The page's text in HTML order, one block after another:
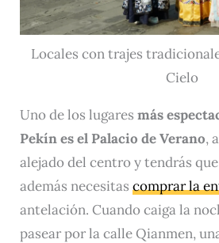
Locales con trajes
Cielo
Uno de los lugares más
Pekín es el Palacio de Verano,
alejado del centro y tendrás
además necesitas comprar la
antelación. Cuando caiga la
pasear por la calle Qianmen,